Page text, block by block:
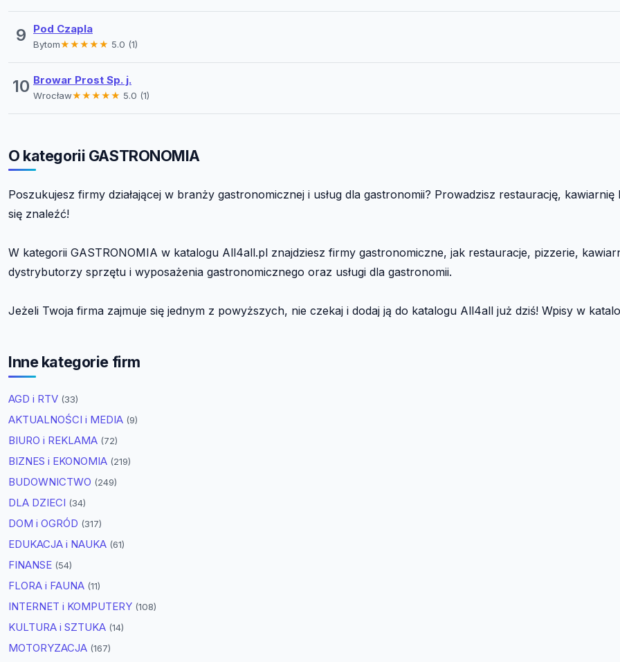
9 Pod Czapla
Bytom★★★★★ 5.0 (1)
10 Browar Prost Sp. j.
Wrocław★★★★★ 5.0 (1)
O kategorii GASTRONOMIA
Poszukujesz firmy działającej w branży gastronomicznej i usług dla gastronomii? Prowadzisz restaurację,
się znaleźć!
W kategorii GASTRONOMIA w katalogu All4all.pl znajdziesz firmy gastronomiczne, jak restauracje, pizzerie,
dystrybutorzy sprzętu i wyposażenia gastronomicznego oraz usługi dla gastronomii.
Jeżeli Twoja firma zajmuje się jednym z powyższych, nie czekaj i dodaj ją do katalogu All4all już dziś! Wpisy w
Inne kategorie firm
AGD i RTV (33)
AKTUALNOŚCI i MEDIA (9)
BIURO i REKLAMA (72)
BIZNES i EKONOMIA (219)
BUDOWNICTWO (249)
DLA DZIECI (34)
DOM i OGRÓD (317)
EDUKACJA i NAUKA (61)
FINANSE (54)
FLORA i FAUNA (11)
INTERNET i KOMPUTERY (108)
KULTURA i SZTUKA (14)
MOTORYZACJA (167)